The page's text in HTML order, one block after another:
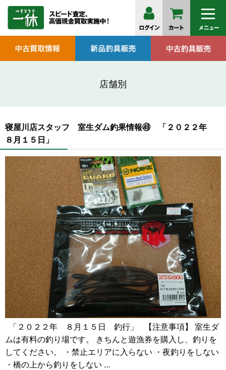
店舗別
寝屋川店スタッフ 室生ダム釣果情報㊾ 「２０２２年
８月１５日」
「２０２２年 ８月１５日 釣行」 【注意事項】 室生ダ
ムは有料の釣り場です。 きちんと遊漁券を購入し、釣りを
してください。 ・禁止エリアに入らない ・夜釣りをしない
・橋の上から釣りをしない …